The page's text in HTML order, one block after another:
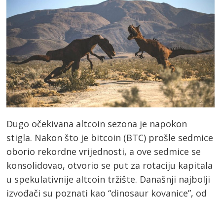
Dugo očekivana altcoin sezona je napokon
stigla. Nakon što je bitcoin (BTC) prošle sedmice
oborio rekordne vrijednosti, a ove sedmice se
konsolidovao, otvorio se put za rotaciju kapitala
u spekulativnije altcoin tržište. Današnji najbolji
izvođači su poznati kao “dinosaur kovanice”, od